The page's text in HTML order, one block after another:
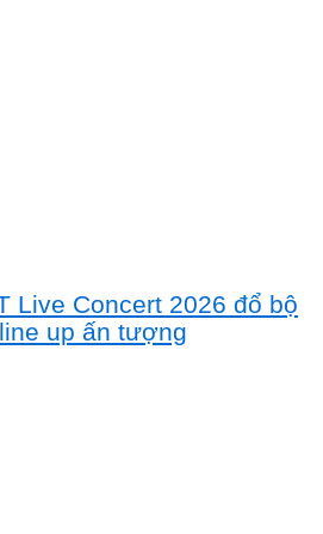
Live Concert 2026 đổ bộ
up ấn tượng